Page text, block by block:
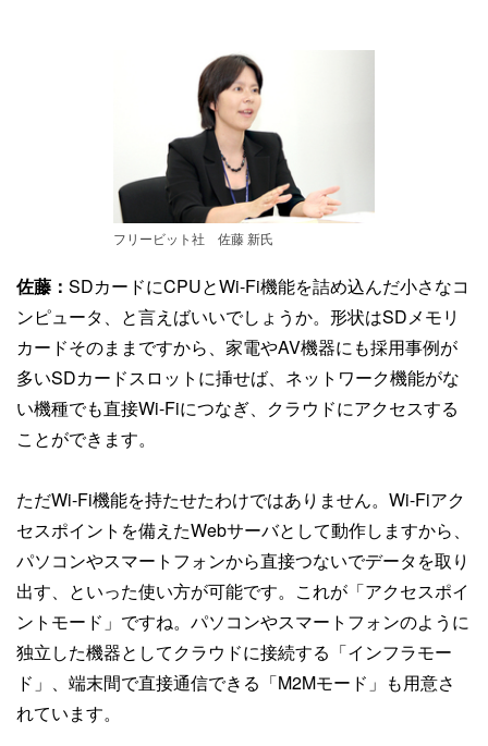
フリービット社 佐藤 新氏
佐藤： SDカードにCPUとWi-Fi機能を詰め込んだ小さなコ
ンピュータ、と言えばいいでしょうか。形状はSDメモリ
カードそのままですから、家電やAV機器にも採用事例が
多いSDカードスロットに挿せば、ネットワーク機能がな
い機種でも直接Wi-Fiにつなぎ、クラウドにアクセスする
ことができます。
ただWi-Fi機能を持たせたわけではありません。Wi-Fiアク
セスポイントを備えたWebサーバとして動作しますから、
パソコンやスマートフォンから直接つないでデータを取り
出す、といった使い方が可能です。これが「アクセスポイ
ントモード」ですね。パソコンやスマートフォンのように
独立した機器としてクラウドに接続する「インフラモー
ド」、端末間で直接通信できる「M2Mモード」も用意さ
れています。